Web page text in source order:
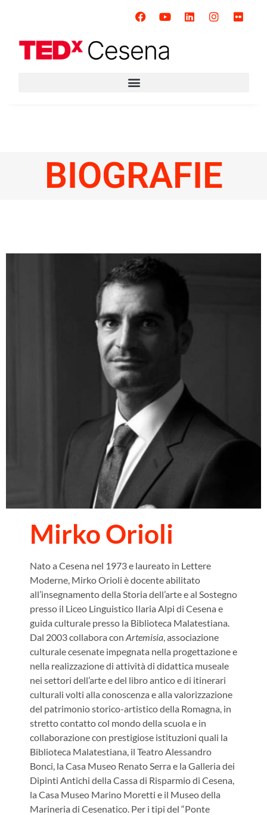
BIOGRAFIE
Mirko Orioli
Nato a Cesena nel 1973 e laureato in Lettere
Moderne, Mirko Orioli è docente abilitato
all’insegnamento della Storia dell’arte e al Sostegno
presso il Liceo Linguistico Ilaria Alpi di Cesena e
guida culturale presso la Biblioteca Malatestiana.
Dal 2003 collabora con Artemisia , associazione
culturale cesenate impegnata nella progettazione e
nella realizzazione di attività di didattica museale
nei settori dell’arte e del libro antico e di itinerari
culturali volti alla conoscenza e alla valorizzazione
del patrimonio storico-artistico della Romagna, in
stretto contatto col mondo della scuola e in
collaborazione con prestigiose istituzioni quali la
Biblioteca Malatestiana, il Teatro Alessandro
Bonci, la Casa Museo Renato Serra e la Galleria dei
Dipinti Antichi della Cassa di Risparmio di Cesena,
la Casa Museo Marino Moretti e il Museo della
Marineria di Cesenatico. Per i tipi del “Ponte